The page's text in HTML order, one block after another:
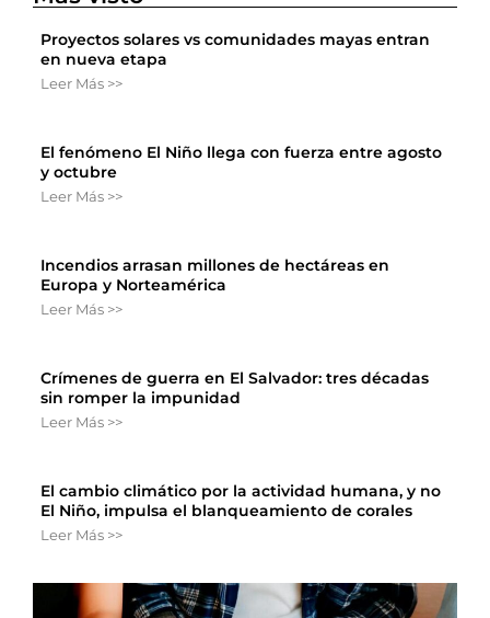
Proyectos solares vs comunidades mayas entran
en nueva etapa
Leer Más >>
El fenómeno El Niño llega con fuerza entre agosto
y octubre
Leer Más >>
Incendios arrasan millones de hectáreas en
Europa y Norteamérica
Leer Más >>
Crímenes de guerra en El Salvador: tres décadas
sin romper la impunidad
Leer Más >>
El cambio climático por la actividad humana, y no
El Niño, impulsa el blanqueamiento de corales
Leer Más >>